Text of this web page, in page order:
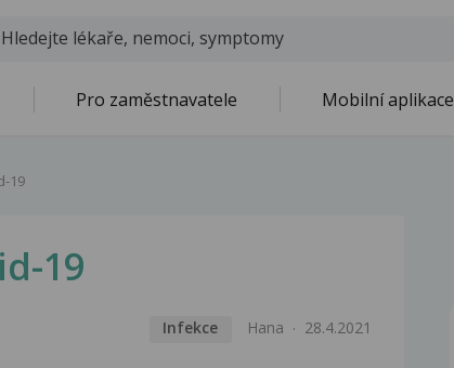
Pro zaměstnavatele Mobilní aplikace
19
19
Infekce Hana 28.4.2021